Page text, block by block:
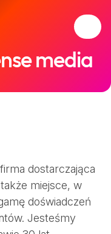
media
dostarczająca
miejsce, w
doświadczeń
Jesteśmy